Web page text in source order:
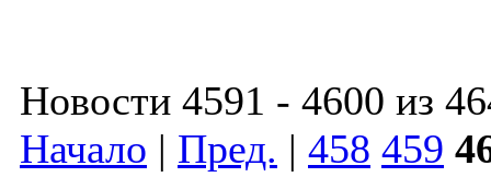
Новости 4591 - 4600 из
Начало | Пред. | 458 459